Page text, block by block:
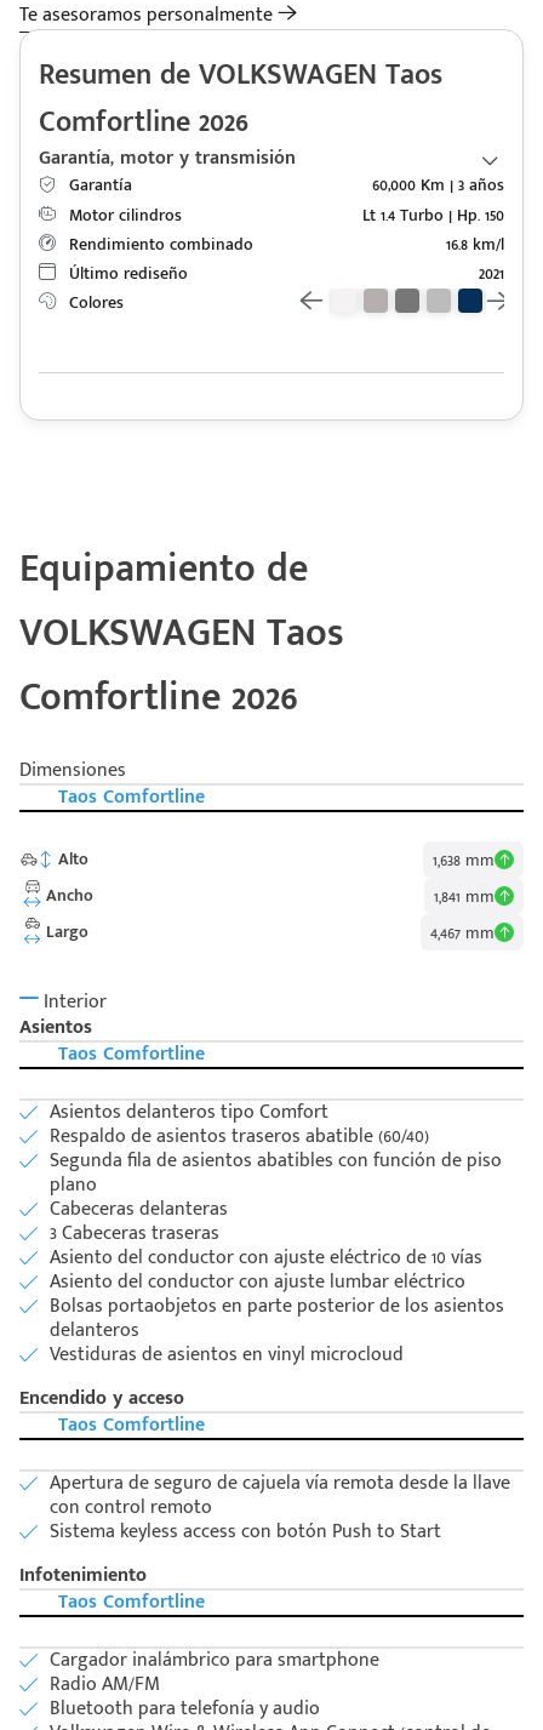
Te asesoramos personalmente
Resumen de VOLKSWAGEN Taos
Comfortline 2026
Garantía, motor y transmisión
Garantía
60,000 Km | 3 años
Motor cilindros
Lt 1.4 Turbo | Hp. 150
Rendimiento combinado
16.8 km/l
Último rediseño
2021
Colores
Equipamiento de
VOLKSWAGEN Taos
Comfortline 2026
Dimensiones
Taos Comfortline
Alto
1,638 mm
Ancho
1,841 mm
Largo
4,467 mm
Interior
Asientos
Taos Comfortline
Asientos delanteros tipo Comfort
Respaldo de asientos traseros abatible (60/40)
Segunda fila de asientos abatibles con función de piso
plano
Cabeceras delanteras
3 Cabeceras traseras
Asiento del conductor con ajuste eléctrico de 10 vías
Asiento del conductor con ajuste lumbar eléctrico
Bolsas portaobjetos en parte posterior de los asientos
delanteros
Vestiduras de asientos en vinyl microcloud
Encendido y acceso
Taos Comfortline
Apertura de seguro de cajuela vía remota desde la llave
con control remoto
Sistema keyless access con botón Push to Start
Infotenimiento
Taos Comfortline
Cargador inalámbrico para smartphone
Radio AM/FM
Bluetooth para telefonía y audio